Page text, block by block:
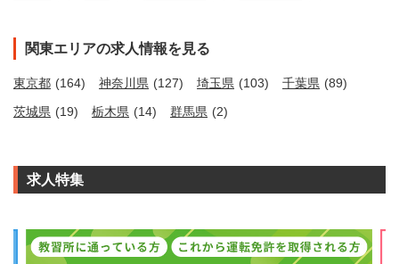
関東エリアの求人情報を見る
東京都 (164) 神奈川県 (127) 埼玉県 (103) 千葉県 (89)
茨城県 (19) 栃木県 (14) 群馬県 (2)
求人特集